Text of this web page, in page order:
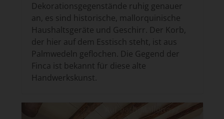
Dekorationsgegenstände ruhig genauer
an, es sind historische, mallorquinische
Haushaltsgeräte und Geschirr. Der Korb,
der hier auf dem Esstisch steht, ist aus
Palmwedeln geflochen. Die Gegend der
Finca ist bekannt für diese alte
Handwerkskunst.